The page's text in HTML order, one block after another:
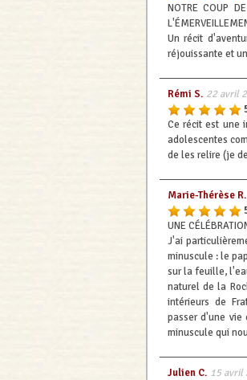
NOTRE COUP
Un récit
réjouissante et
Rémi S. 22 avril
Ce récit est une
adolescentes
de les relire (je
Marie-Thérèse R.
UNE
J'ai
minuscule : le
sur la feuille,
naturel de la
intérieurs de
passer d'une vie
minuscule qui
Julien C. 15 avril